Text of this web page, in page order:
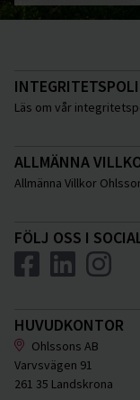
Läs om vår
ALLMÄNNA
Allmänna Villkor
FÖLJ OSS I
HUVUDKONTOR
Ohlssons AB
Varvsvägen 91
261 35 Landskrona